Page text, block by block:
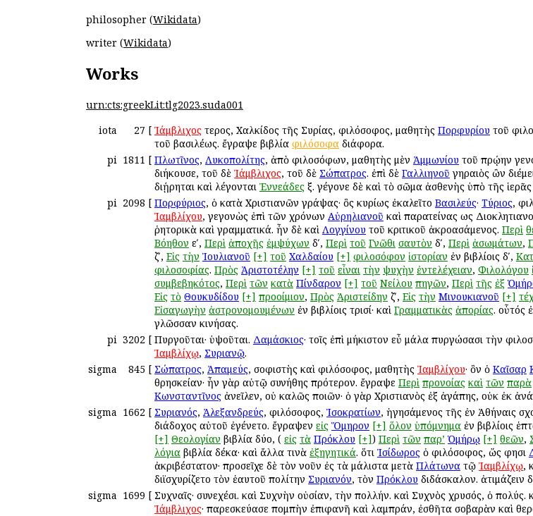
philosopher (Wikidata)
writer (Wikidata)
Works
urn:cts:greekLit:tlg2023.suda001
iota
27 [ Ἰάμβλιχος ἕτερος, Χαλκίδος τῆς Συρίας, φιλόσοφος, μαθητὴς Πορφυρίου τοῦ
τοῦ βασιλέως. ἔγραψε βιβλία φιλόσοφα διάφορα.
pi 1811 [ Πλωτῖνος, Λυκοπολίτης, ἀπὸ φιλοσόφων, μαθητὴς μὲν Ἀμμωνίου τοῦ πρῴην
διήκουσε, τοῦ δὲ Ἰάμβλιχος, τοῦ δὲ Σώπατρος. ἐπὶ δὲ Γαλλιηνοῦ γηραιὸς ὢν
διῄρηται καὶ λέγονται Ἐννεάδες ἕξ. γέγονε δὲ καὶ τὸ σῶμα ἀσθενὴς ὑπὸ τῆς
pi 2098 [ Πορφύριος, ὁ κατὰ Χριστιανῶν γράψας· ὃς κυρίως ἐκαλεῖτο Βασιλεύς· Τύριος,
Ἰαμβλίχου, γεγονὼς ἐπὶ τῶν χρόνων Αὐρηλιανοῦ καὶ παρατείνας ἕως
ῥητορικὰ καὶ γραμματικά. ἦν δὲ καὶ Λογγίνου τοῦ κριτικοῦ ἀκροασάμενος. Περὶ
Βόηθον εʹ, Περὶ ἀποχῆς ἐμψύχων δʹ, Περὶ τοῦ Γνῶθι σαυτὸν δʹ, Περὶ ἀσωμάτων,
ζʹ, Εἰς τὴν Ἰουλιανοῦ [+] τοῦ Χαλδαίου [+] φιλοσόφον ἱστορίαν ἐν βιβλίοις δʹ,
φιλοσοφίας. Πρὸς Ἀριστοτέλην [+] τοῦ εἶναι τὴν ψυχὴν ἐντελέχειαν, Φιλολόγου
συμβεβηκότος, Περὶ τῶν κατὰ Πίνδαρον [+] τοῦ Νείλου πηγῶν, Περὶ τῆς ἐξ
Εἰς τὸ Θουκυδίδου [+] προοίμιον, Πρὸς Ἀριστείδην ζʹ, Εἰς τὴν Μινουκιανοῦ [+]
Εἰσαγωγὴν ἀστρονομουμένων ἐν βιβλίοις τρισί· καὶ Γραμματικὰς ἀπορίας. οὗτός
γλῶσσαν κινήσας.
pi 3202 [ Πυργοῦται· ὑψοῦται. Δαμάσκιος· τοῖς ἐπὶ μήκιστον εὖ μάλα πυργώσασι τὴν
Ἰαμβλίχῳ, Συριανῷ.
sigma
845 [ Σώπατρος, Ἀπαμεύς, σοφιστὴς καὶ φιλόσοφος, μαθητὴς Ἰαμβλίχου· ὃν ὁ Καῖσαρ
θρησκείαν· ἦν γὰρ αὐτῷ συνήθης πρότερον. ἔγραψε Περὶ προνοίας καὶ τῶν παρὰ
Κωνσταντῖνος ἀνεῖλεν, οὐ καλῶς ποιῶν· ὁ γὰρ Χριστιανὸς ἐξ ἀγάπης, οὐκ ἐκ
sigma 1662 [ Συριανός, Ἀλεξανδρεύς, φιλόσοφος, Ἰσοκρατίων, ἡγησάμενος τῆς ἐν Ἀθήναις
διάδοχος αὐτοῦ ἐγένετο. ἔγραψεν εἰς Ὅμηρον [+] ὅλον ὑπόμνημα ἐν βιβλίοις
[+] Θεολογίαν βιβλία δύο, ( εἰς τὰ Πρόκλου [+]) Περὶ τῶν παρ’ Ὁμήρῳ [+] θεῶν,
λόγια βιβλία δέκα· καὶ ἄλλα τινὰ ἐξηγητικά. ὅτι Ἰσίδωρος ὁ φιλόσοφος, ὥς φησι
ἀκριβέστατον· προσεῖχε δὲ τὸν νοῦν ἐς τὰ μάλιστα μετὰ Πλάτωνα τῷ Ἰαμβλίχῳ,
διϊσχυρίζετο τὸν ἑαυτοῦ πολίτην Συριανόν, τὸν Πρόκλου διδάσκαλον. ἀτιμάζειν
sigma 1699 [ Συχναῖς· συνεχέσι. καὶ Συχνὴν οὐσίαν, τὴν πολλήν. καὶ Συχνὸς χρυσός, ὁ
Ἰάμβλιχος· παρεσκεύασε πομπὴν ἐπιφανῆ καὶ λαμπράν, ἐσθῆτα σοβαρὰν καὶ